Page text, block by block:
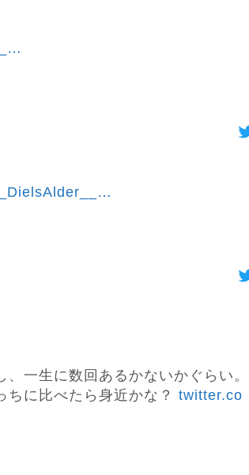
…
…
一生に数回あるかないかぐらい。
ちに比べたら身近かな？ twitter.co